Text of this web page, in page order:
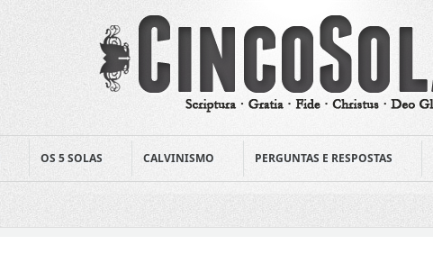
OS 5 SOLAS CALVINISMO PERGUNTAS E RESPOSTAS